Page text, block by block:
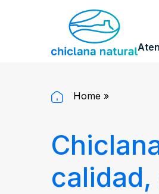
Home »